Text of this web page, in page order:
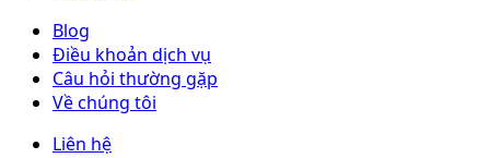
Blog
Điều khoản dịch vụ
Câu hỏi thường gặp
Về chúng tôi
Liên hệ